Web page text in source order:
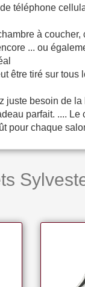
téléphone
à coucher,
... ou
être tiré sur tous
juste besoin de
parfait. .... Le
pour chaque